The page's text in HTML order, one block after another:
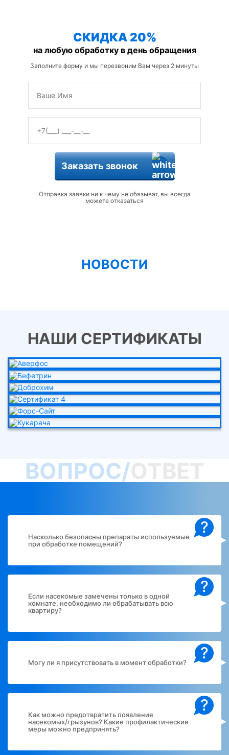
СКИДКА 20%
на любую обработку в день обращения
Заполните форму и мы перезвоним Вам через 2 минуты
Заказать звонок
Отправка заявки ни к чему не обязыват, вы всегда
можете отказаться
НОВОСТИ
НАШИ СЕРТИФИКАТЫ
ВОПРОС/
?
Насколько безопасны препараты используемые
при обработке помещений?
?
Если насекомые замечены только в одной
комнате, необходимо ли обрабатывать всю
квартиру?
?
Могу ли я присутствовать в момент обработки?
?
Как можно предотвратить появление
насекомых/грызунов? Какие профилактические
меры можно предпринять?